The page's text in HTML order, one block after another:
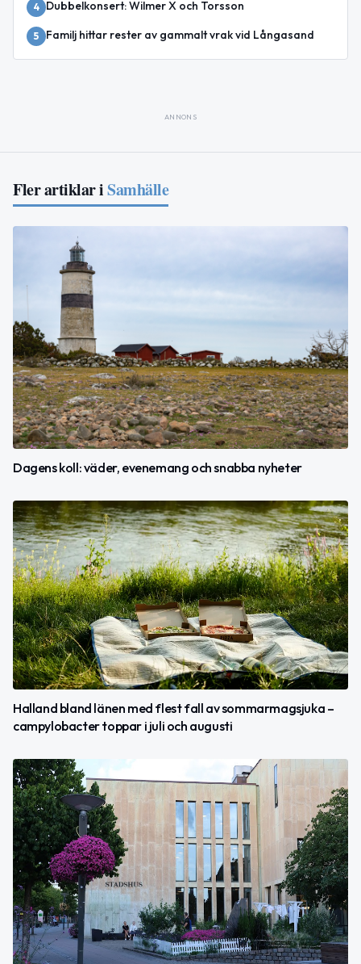
4 Dubbelkonsert: Wilmer X och Torsson
5 Familj hittar rester av gammalt vrak vid Långasand
ANNONS
Fler artiklar iSamhälle
Dagens koll: väder, evenemang och snabba nyheter
Halland bland länen med flest fall av sommarmagsjuka –
campylobacter toppar i juli och augusti